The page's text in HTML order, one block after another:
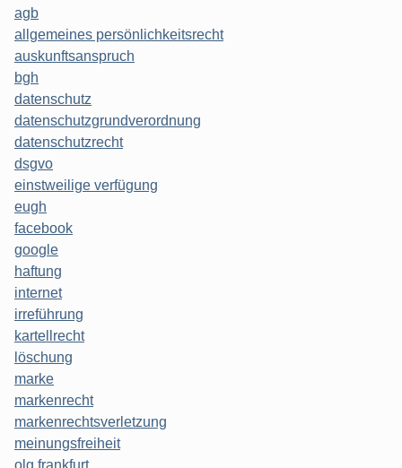
agb
allgemeines persönlichkeitsrecht
auskunftsanspruch
bgh
datenschutz
datenschutzgrundverordnung
datenschutzrecht
dsgvo
einstweilige verfügung
eugh
facebook
google
haftung
internet
irreführung
kartellrecht
löschung
marke
markenrecht
markenrechtsverletzung
meinungsfreiheit
olg frankfurt